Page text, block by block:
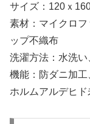
サイズ：120ｘ
素材：マイクロ
ップ不織布
洗濯方法：水洗い
機能：防ダニ加工
ホルムアルデヒ